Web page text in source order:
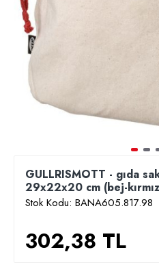
GULLRISMOTT - gıda
29x22x20 cm (bej-
Stok Kodu: BANA605.817.98
302,38 TL